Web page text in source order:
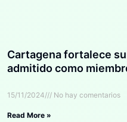
Cartagena fortalece
admitido como
15/11/2024 No hay comentarios
Read More »